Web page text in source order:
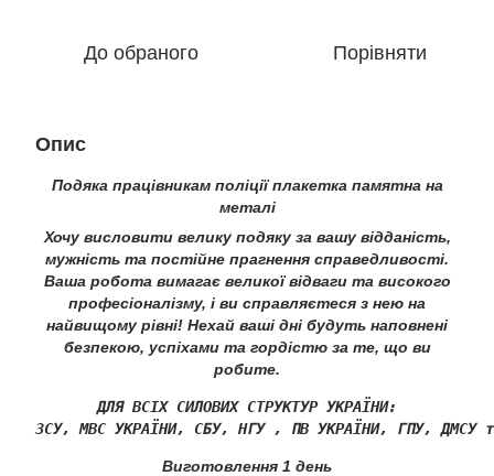
До обраного Порівняти
Опис
Подяка працівникам поліції плакетка памятна на
металі
Хочу висловити велику подяку за вашу відданість,
мужність та постійне прагнення справедливості.
Ваша робота вимагає великої відваги та високого
професіоналізму, і ви справляєтеся з нею на
найвищому рівні! Нехай ваші дні будуть наповнені
безпекою, успіхами та гордістю за те, що ви
робите.
ДЛЯ ВСІХ СИЛОВИХ СТРУКТУР УКРАЇНИ:
Виготовлення 1 день